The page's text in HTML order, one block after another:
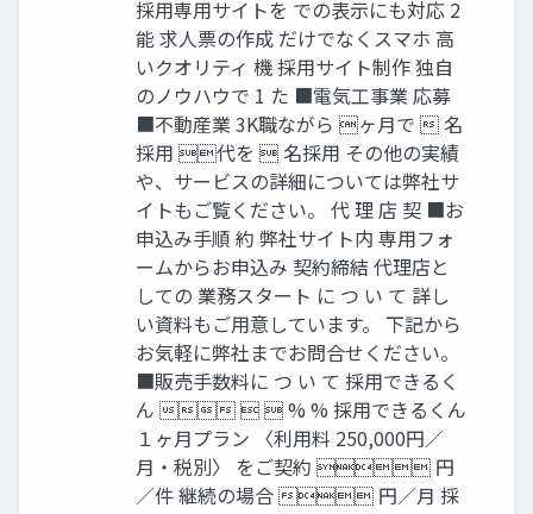
採用専用サイトを での表示にも対応 2
能 求人票の作成 だけでなくスマホ 高
いクオリティ 機 採用サイト制作 独自
のノウハウで 1 た ■電気工事業 応募
■不動産業 3K職ながら ヶ月で  名
採用 代を  名採用 その他の実績
や、サービスの詳細については弊社サ
イトもご覧ください。 代 理 店 契 ■お
申込み手順 約 弊社サイト内 専用フォ
ームからお申込み 契約締結 代理店と
しての 業務スタート に つ い て 詳し
い資料もご用意しています。 下記から
お気軽に弊社までお問合せください。
■販売手数料に つ い て 採用できるく
ん    % % 採用できるくん
１ヶ月プラン 〈利用料 250,000円／
月・税別〉 をご契約  円
／件 継続の場合  円／月 採